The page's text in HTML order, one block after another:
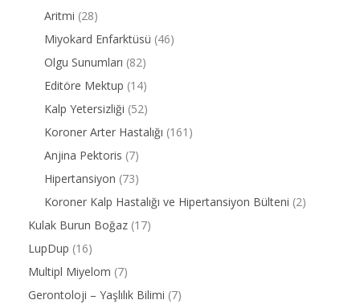
Aritmi (28)
Miyokard Enfarktüsü (46)
Olgu Sunumları (82)
Editöre Mektup (14)
Kalp Yetersizliği (52)
Koroner Arter Hastalığı (161)
Anjina Pektoris (7)
Hipertansiyon (73)
Koroner Kalp Hastalığı ve Hipertansiyon Bülteni (2)
Kulak Burun Boğaz (17)
LupDup (16)
Multipl Miyelom (7)
Gerontoloji – Yaşlılık Bilimi (7)